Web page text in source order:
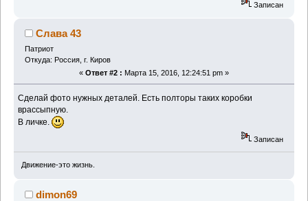
Записан
Слава 43
Патриот
Откуда: Россия, г. Киров
« Ответ #2 : Марта 15, 2016, 12:24:51 pm »
Сделай фото нужных деталей. Есть полторы таких коробки
врассыпную.
В личке.
Записан
Движение-это жизнь.
dimon69